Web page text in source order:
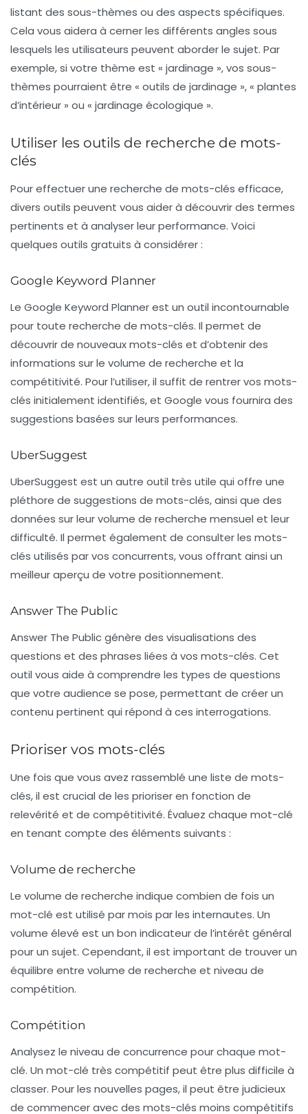
listant des sous-thèmes ou des aspects spécifiques.
Cela vous aidera à cerner les différents angles sous
lesquels les utilisateurs peuvent aborder le sujet. Par
exemple, si votre thème est « jardinage », vos sous-
thèmes pourraient être « outils de jardinage », « plantes
d’intérieur » ou « jardinage écologique ».
Utiliser les outils de recherche de mots-
clés
Pour effectuer une recherche de mots-clés efficace,
divers outils peuvent vous aider à découvrir des termes
pertinents et à analyser leur performance. Voici
quelques outils gratuits à considérer :
Google Keyword Planner
Le Google Keyword Plannerest un outil incontournable
pour toute recherche de mots-clés. Il permet de
découvrir de nouveaux mots-clés et d’obtenir des
informations sur le volume de recherche et la
compétitivité. Pour l’utiliser, il suffit de rentrer vos mots-
clés initialement identifiés, et Google vous fournira des
suggestions basées sur leurs performances.
UberSuggest
UberSuggest est un autre outil très utile qui offre une
pléthore de suggestions de mots-clés, ainsi que des
données sur leur volume de recherche mensuel et leur
difficulté. Il permet également de consulter les mots-
clés utilisés par vos concurrents, vous offrant ainsi un
meilleur aperçu de votre positionnement.
Answer The Public
Answer The Publicgénère des visualisations des
questions et des phrases liées à vos mots-clés. Cet
outil vous aide à comprendre les types de questions
que votre audience se pose, permettant de créer un
contenu pertinent qui répond à ces interrogations.
Prioriser vos mots-clés
Une fois que vous avez rassemblé une liste de mots-
clés, il est crucial de les prioriser en fonction de
relevérité et de compétitivité. Évaluez chaque mot-clé
en tenant compte des éléments suivants :
Volume de recherche
Le volume de recherche indique combien de fois un
mot-clé est utilisé par mois par les internautes. Un
volume élevé est un bon indicateur de l’intérêt général
pour un sujet. Cependant, il est important de trouver un
équilibre entre volume de recherche et niveau de
compétition.
Compétition
Analysez le niveau de concurrence pour chaque mot-
clé. Un mot-clé très compétitif peut être plus difficile à
classer. Pour les nouvelles pages, il peut être judicieux
de commencer avec des mots-clés moins compétitifs